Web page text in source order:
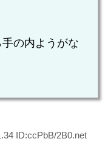
の内ようがな
ID:ccPbB/2B0.net